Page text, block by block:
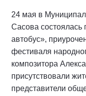
24 мая в
Сасова
автобус»,
фестиваля
композитора
присутствовали
представители